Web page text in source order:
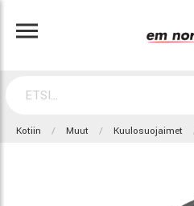
Kotiin Muut Kuulosuojaimet